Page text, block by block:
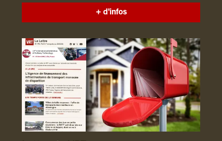
+ d'infos